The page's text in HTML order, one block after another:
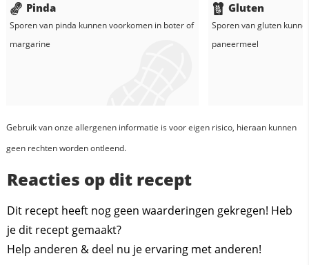
Pinda
Sporen van pinda kunnen voorkomen in boter of
margarine
Gluten
Sporen van gluten
paneermeel
Gebruik van onze allergenen informatie is voor eigen risico, hieraan kunnen
geen rechten worden ontleend.
Reacties op dit recept
Dit recept heeft nog geen waarderingen gekregen! Heb
je dit recept gemaakt?
Help anderen & deel nu je ervaring met anderen!